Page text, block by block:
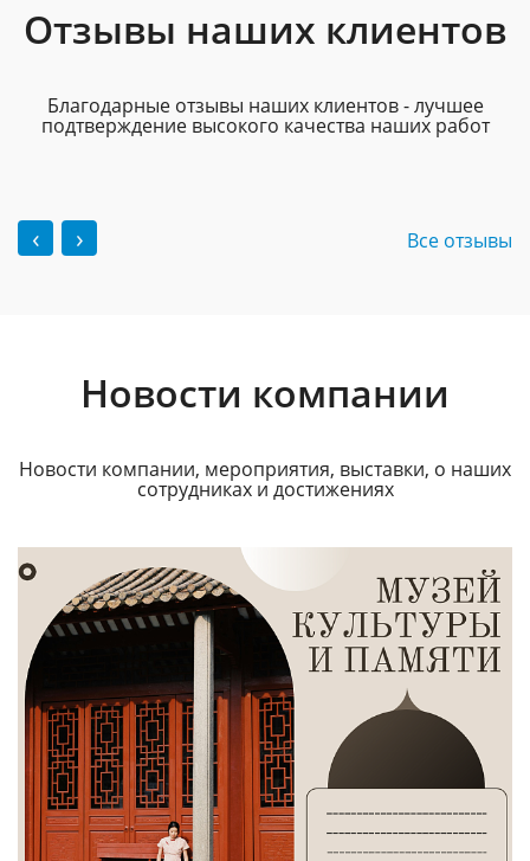
Отзывы наших клиентов
Благодарные отзывы наших клиентов - лучшее
подтверждение высокого качества наших работ
‹ › Все отзывы
Новости компании
Новости компании, мероприятия, выставки, о наших
сотрудниках и достижениях